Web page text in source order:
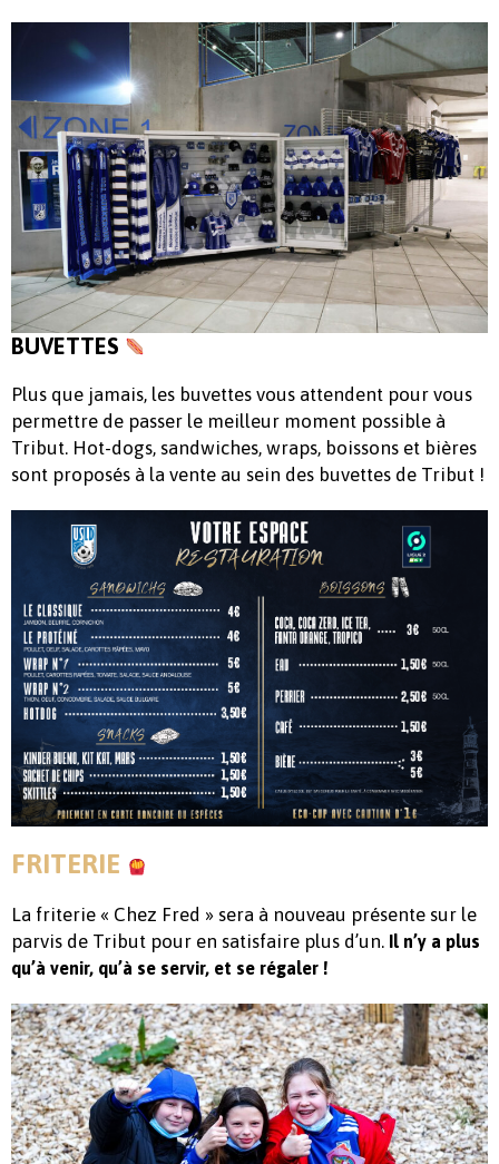
BUVETTES
Plus que jamais, les buvettes vous attendent pour vous
permettre de passer le meilleur moment possible à
Tribut. Hot-dogs, sandwiches, wraps, boissons et bières
sont proposés à la vente au sein des buvettes de Tribut !
FRITERIE
La friterie « Chez Fred » sera à nouveau présente sur le
parvis de Tribut pour en satisfaire plus d’un. Il n’y a plus
qu’à venir, qu’à se servir, et se régaler !